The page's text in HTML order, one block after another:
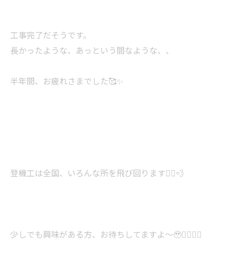
工事完了だそうです。
長かったような、あっという間なような、、
半年間、お疲れさまでした🥰✨
登機工は全国、いろんな所を飛び回ります👷‍♂️💨
少しでも興味がある方、お待ちしてますよ〜🥹✊🏻✊🏻